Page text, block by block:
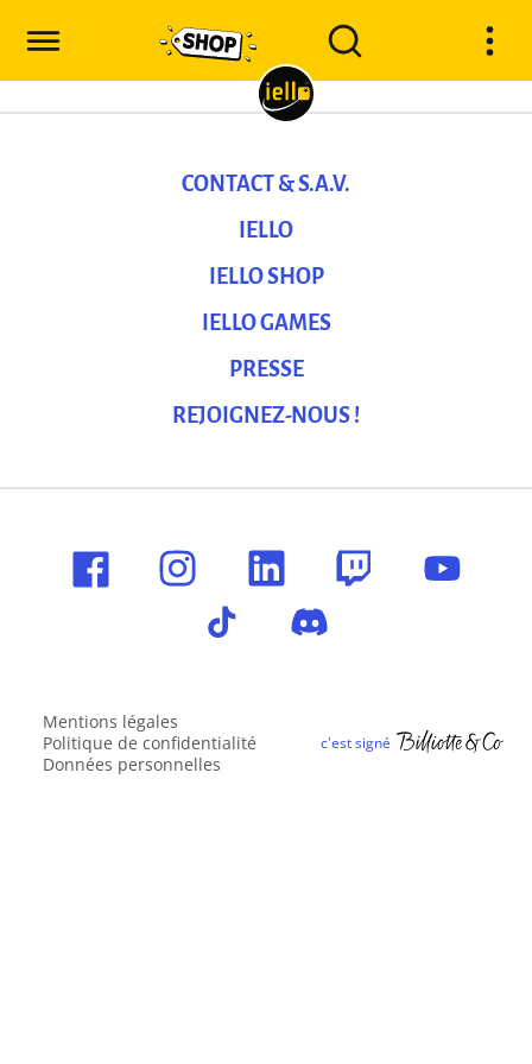
CONTACT & S.A.V.
IELLO
IELLO SHOP
IELLO GAMES
PRESSE
REJOIGNEZ-NOUS !
Mentions légales
Politique de confidentialité
Données personnelles